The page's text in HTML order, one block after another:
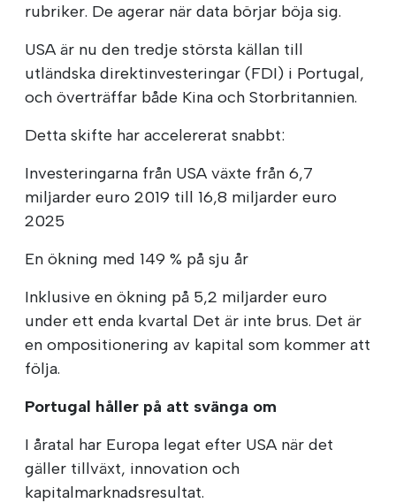
rubriker. De agerar när data börjar böja sig.
USA är nu den tredje största källan till
utländska direktinvesteringar (FDI) i Portugal,
och överträffar både Kina och Storbritannien.
Detta skifte har accelererat snabbt:
Investeringarna från USA växte från 6,7
miljarder euro 2019 till 16,8 miljarder euro
2025
En ökning med 149 % på sju år
Inklusive en ökning på 5,2 miljarder euro
under ett enda kvartal Det är inte brus. Det är
en ompositionering av kapital som kommer att
följa.
Portugal håller på att svänga om
I åratal har Europa legat efter USA när det
gäller tillväxt, innovation och
kapitalmarknadsresultat.